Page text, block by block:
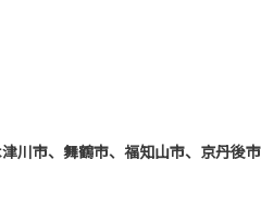
川市、舞鶴市、福知山市、京丹後市